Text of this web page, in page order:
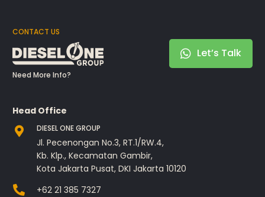
CONTACT US
Need More Info?
Let’s Talk
Head Office
DIESEL ONE GROUP
Jl. Pecenongan No.3, RT.1/RW.4,
Kb. Klp., Kecamatan Gambir,
Kota Jakarta Pusat, DKI Jakarta 10120
+62 21 385 7327